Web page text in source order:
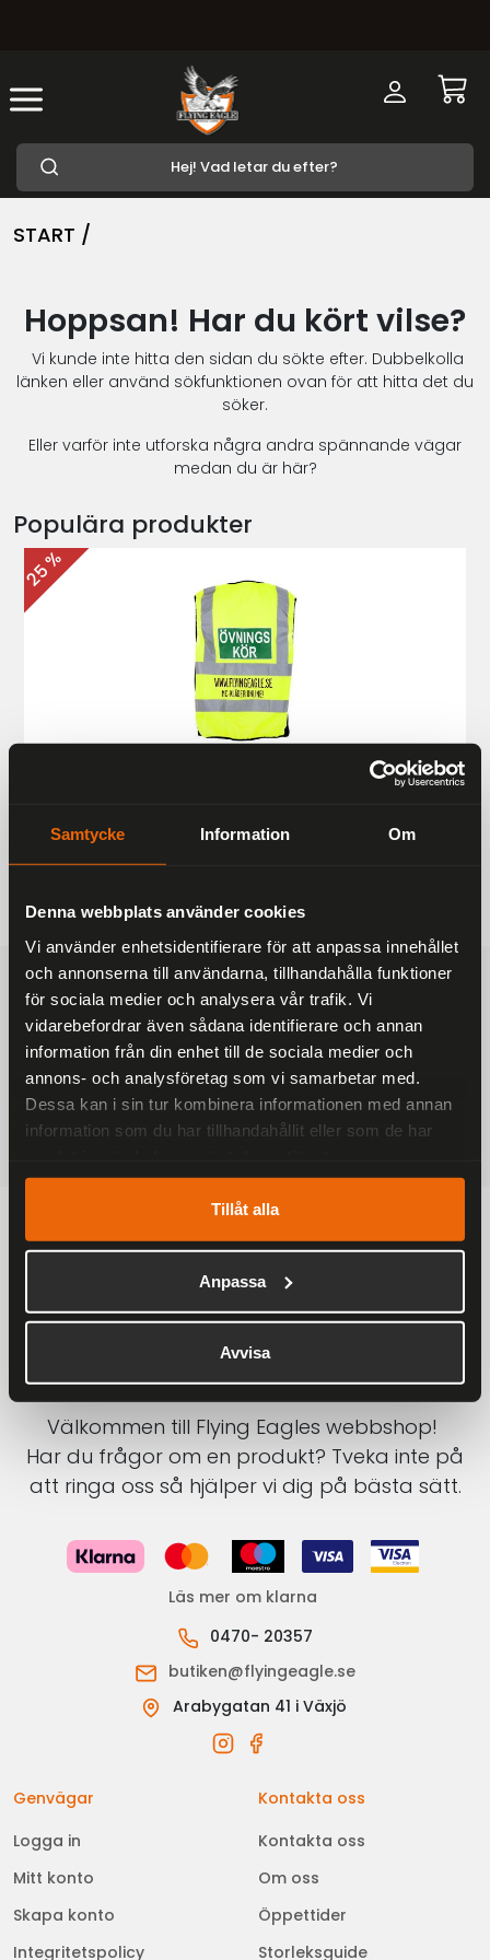
Samtycke Information Om
Denna webbplats använder cookies
Vi använder enhetsidentifierare för att anpassa innehållet
och annonserna till användarna, tillhandahålla funktioner
för sociala medier och analysera vår trafik. Vi
vidarebefordrar även sådana identifierare och annan
information från din enhet till de sociala medier och
annons- och analysföretag som vi samarbetar med.
Dessa kan i sin tur kombinera informationen med annan
information som du har tillhandahållit eller som de har
Tillåt alla
Anpassa
Avvisa
START /
Hoppsan! Har du kört vilse?
Vi kunde inte hitta den sidan du sökte efter. Dubbelkolla
länken eller använd sökfunktionen ovan för att hitta det du
söker.
Eller varför inte utforska några andra spännande vägar
medan du är här?
Populära produkter
25 %
187 kr
249 kr
FRAKTFRITT
På alla ordrar över 2000 kr
1-3 DAGAR LEVERANS
Inom Sverige med DHL
SÄKRA BETALNINGAR
Betalkort, Klarna eller Swish
Välkommen till Flying Eagles webbshop!
Har du frågor om en produkt? Tveka inte på
att ringa oss så hjälper vi dig på bästa sätt.
Läs mer om klarna
0470- 20357
butiken@flyingeagle.se
Arabygatan 41 i Växjö
Genvägar
Logga in
Mitt konto
Skapa konto
Integritetspolicy
Kontakta oss
Kontakta oss
Om oss
Öppettider
Storleksguide